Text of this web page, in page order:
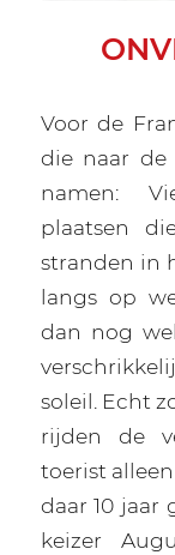
Voor de
die naar de
namen:
plaatsen
stranden in
langs op
dan nog
soleil. Echt
rijden de
toerist
daar 10 jaar
keizer